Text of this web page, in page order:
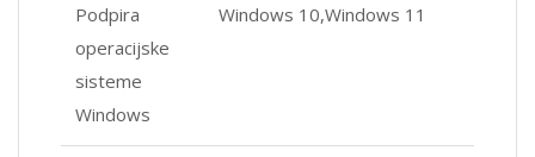
Podpira
operacijske
sisteme
Windows
Windows 10,Windows 11